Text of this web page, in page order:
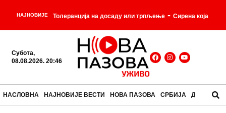
НАЈНОВИЈЕ Толеранција на досаду или трпљење - Сирена која
је победила судбину: Естер Вилијамс
жвакања врбе до аспирина Огромни сребрни
Субота,
08.08.2026. 20:46
НАСЛОВНА НАЈНОВИЈЕ ВЕСТИ НОВА ПАЗОВА СРБИЈА ДРУШТВО